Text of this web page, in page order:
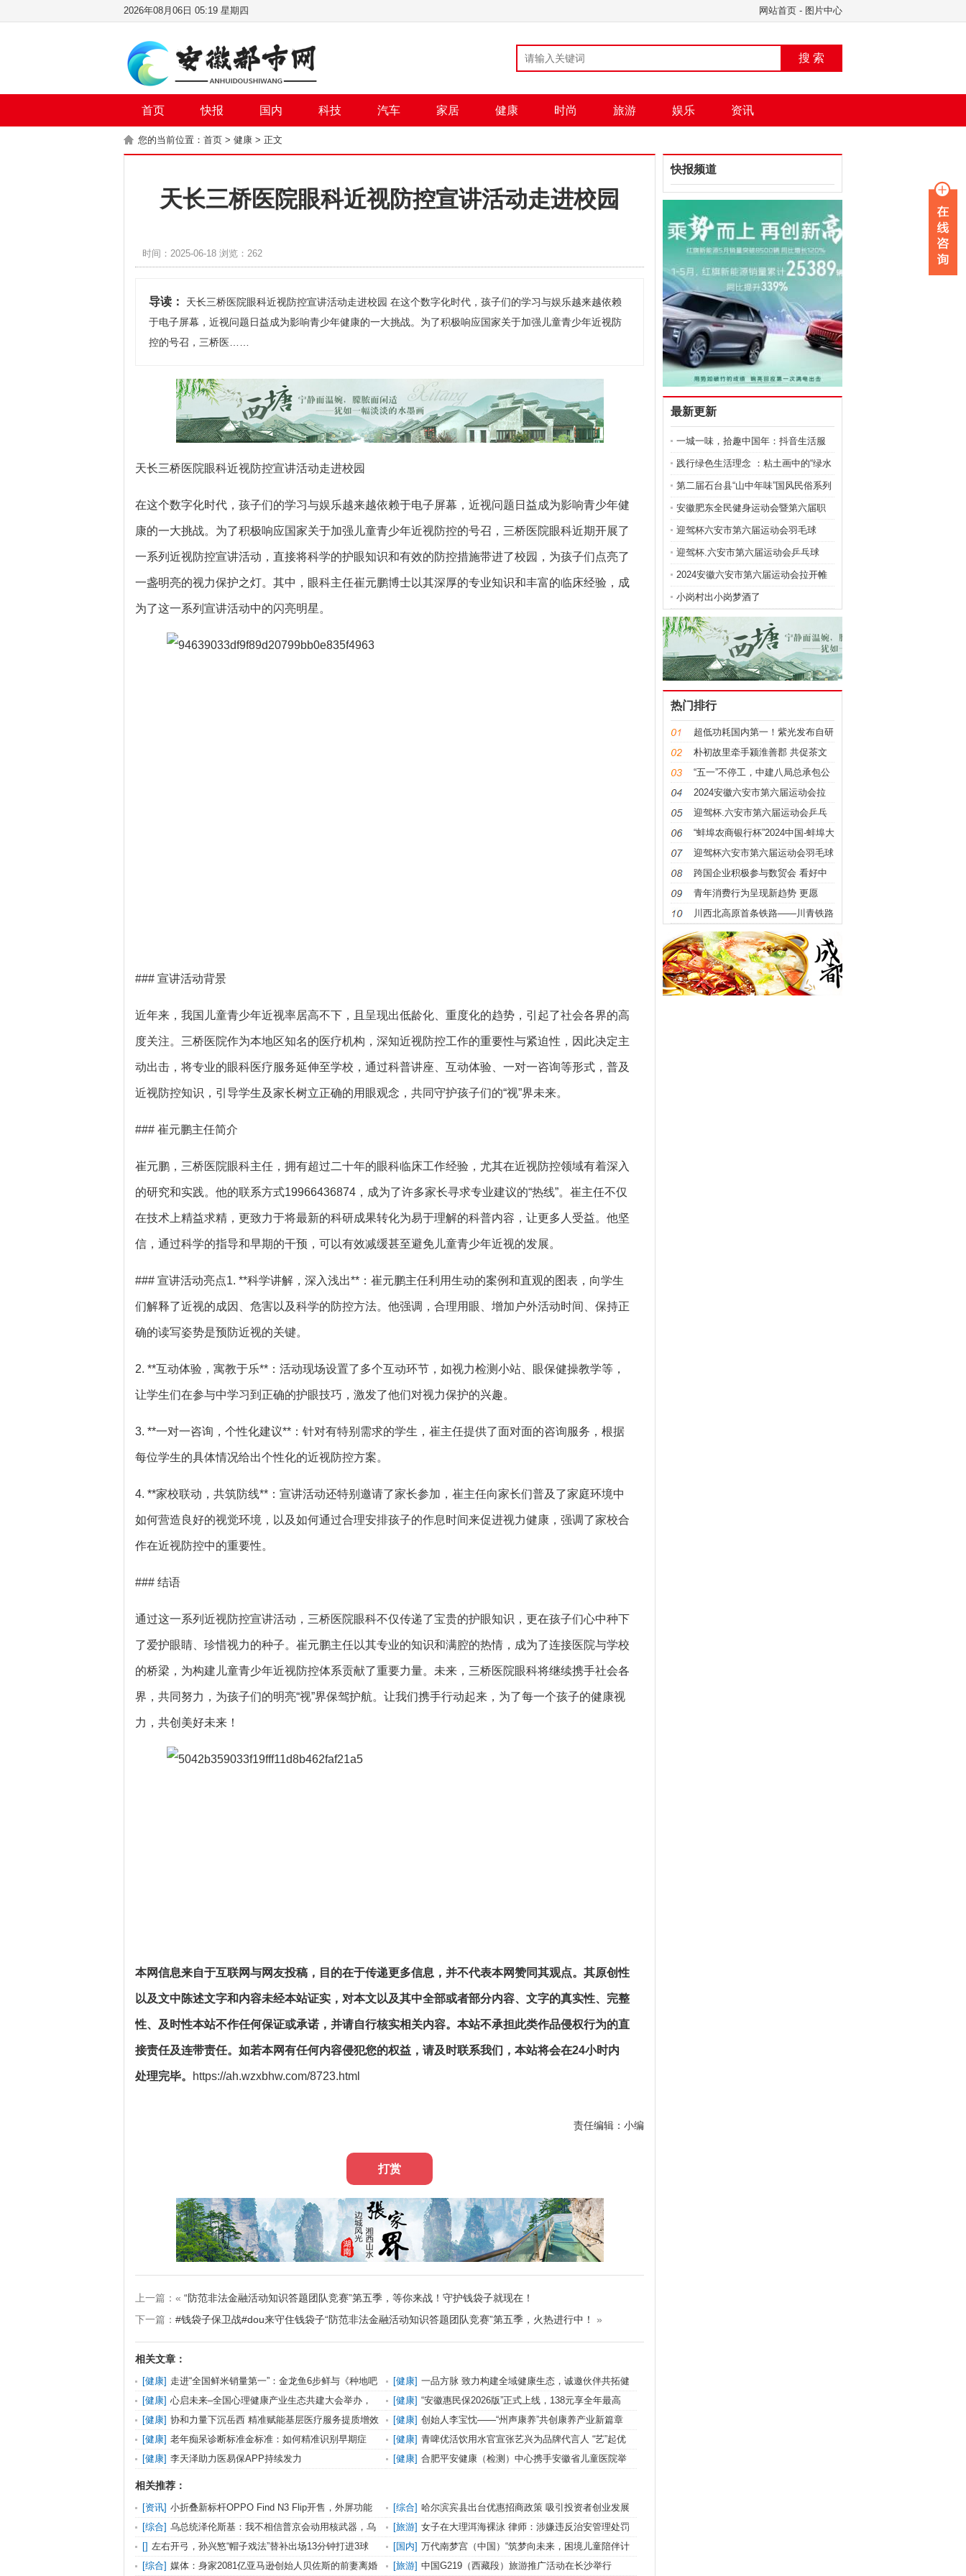
网站首页 - 图片中心
2026年08月06日 05:19 星期四
搜 索
首页 快报 国内 科技 汽车 家居 健康 时尚 旅游 娱乐 资讯
您的当前位置： 首页 > 健康 > 正文
天长三桥医院眼科近视防控宣讲活动走进校园
时间：2025-06-18 浏览：262
导读：
天长三桥医院眼科近视防控宣讲活动走进校园 在这个数字化时代，孩子们的学习与娱乐越来越依赖
于电子屏幕，近视问题日益成为影响青少年健康的一大挑战。为了积极响应国家关于加强儿童青少年近视防
控的号召，三桥医……
天长三桥医院眼科近视防控宣讲活动走进校园
在这个数字化时代，孩子们的学习与娱乐越来越依赖于电子屏幕，近视问题日益成为影响青少年健
康的一大挑战。为了积极响应国家关于加强儿童青少年近视防控的号召，三桥医院眼科近期开展了
一系列近视防控宣讲活动，直接将科学的护眼知识和有效的防控措施带进了校园，为孩子们点亮了
一盏明亮的视力保护之灯。其中，眼科主任崔元鹏博士以其深厚的专业知识和丰富的临床经验，成
为了这一系列宣讲活动中的闪亮明星。
### 宣讲活动背景
近年来，我国儿童青少年近视率居高不下，且呈现出低龄化、重度化的趋势，引起了社会各界的高
度关注。三桥医院作为本地区知名的医疗机构，深知近视防控工作的重要性与紧迫性，因此决定主
动出击，将专业的眼科医疗服务延伸至学校，通过科普讲座、互动体验、一对一咨询等形式，普及
近视防控知识，引导学生及家长树立正确的用眼观念，共同守护孩子们的“视”界未来。
### 崔元鹏主任简介
崔元鹏，三桥医院眼科主任，拥有超过二十年的眼科临床工作经验，尤其在近视防控领域有着深入
的研究和实践。他的联系方式19966436874，成为了许多家长寻求专业建议的“热线”。崔主任不仅
在技术上精益求精，更致力于将最新的科研成果转化为易于理解的科普内容，让更多人受益。他坚
信，通过科学的指导和早期的干预，可以有效减缓甚至避免儿童青少年近视的发展。
### 宣讲活动亮点1. **科学讲解，深入浅出**：崔元鹏主任利用生动的案例和直观的图表，向学生
们解释了近视的成因、危害以及科学的防控方法。他强调，合理用眼、增加户外活动时间、保持正
确的读写姿势是预防近视的关键。
2. **互动体验，寓教于乐**：活动现场设置了多个互动环节，如视力检测小站、眼保健操教学等，
让学生们在参与中学习到正确的护眼技巧，激发了他们对视力保护的兴趣。
3. **一对一咨询，个性化建议**：针对有特别需求的学生，崔主任提供了面对面的咨询服务，根据
每位学生的具体情况给出个性化的近视防控方案。
4. **家校联动，共筑防线**：宣讲活动还特别邀请了家长参加，崔主任向家长们普及了家庭环境中
如何营造良好的视觉环境，以及如何通过合理安排孩子的作息时间来促进视力健康，强调了家校合
作在近视防控中的重要性。
### 结语
通过这一系列近视防控宣讲活动，三桥医院眼科不仅传递了宝贵的护眼知识，更在孩子们心中种下
了爱护眼睛、珍惜视力的种子。崔元鹏主任以其专业的知识和满腔的热情，成为了连接医院与学校
的桥梁，为构建儿童青少年近视防控体系贡献了重要力量。未来，三桥医院眼科将继续携手社会各
界，共同努力，为孩子们的明亮“视”界保驾护航。让我们携手行动起来，为了每一个孩子的健康视
力，共创美好未来！
本网信息来自于互联网与网友投稿，目的在于传递更多信息，并不代表本网赞同其观点。其原创性
以及文中陈述文字和内容未经本站证实，对本文以及其中全部或者部分内容、文字的真实性、完整
性、及时性本站不作任何保证或承诺，并请自行核实相关内容。本站不承担此类作品侵权行为的直
接责任及连带责任。如若本网有任何内容侵犯您的权益，请及时联系我们，本站将会在24小时内
处理完毕。 https://ah.wzxbhw.com/8723.html
责任编辑：小编
打赏
上一篇：« “防范非法金融活动知识答题团队竞赛”第五季，等你来战！守护钱袋子就现在！
下一篇： #钱袋子保卫战#dou来守住钱袋子“防范非法金融活动知识答题团队竞赛”第五季，火热进行中！ »
相关文章：
[健康] 走进“全国鲜米销量第一”：金龙鱼6步鲜与《种地吧
4》少年共赴春耕之约
[健康] 一品方脉 致力构建全域健康生态，诚邀伙伴共拓健
康新局
[健康] 心启未来–全国心理健康产业生态共建大会举办，
优路教育深度参与共建新里程
[健康] “安徽惠民保2026版”正式上线，138元享全年最高
300万医疗保障 家庭投保更优惠
[健康] 协和力量下沉岳西 精准赋能基层医疗服务提质增效 [健康] 创始人李宝忱——“州声康养”共创康养产业新篇章
[健康] 老年痴呆诊断标准金标准：如何精准识别早期症
状？
[健康] 青啤优活饮用水官宣张艺兴为品牌代言人 “艺”起优
活，焕“兴”出发
[健康] 李天泽助力医易保APP持续发力 [健康] 合肥平安健康（检测）中心携手安徽省儿童医院举
相关推荐：
[资讯] 小折叠新标杆OPPO Find N3 Flip开售，外屏功能
升级，影像性能增强
[综合] 哈尔滨宾县出台优惠招商政策 吸引投资者创业发展
[综合] 乌总统泽伦斯基：我不相信普京会动用核武器，乌
克兰会浴血奋战
[旅游] 女子在大理洱海裸泳 律师：涉嫌违反治安管理处罚
法或水污染防治法
[] 左右开弓，孙兴慜“帽子戏法”替补出场13分钟打进3球 [国内] 万代南梦宫（中国）“筑梦向未来，困境儿童陪伴计
划”在广东开展
[综合] 媒体：身家2081亿亚马逊创始人贝佐斯的前妻离婚 [旅游] 中国G219（西藏段）旅游推广活动在长沙举行
快报频道
最新更新
一城一味，拾趣中国年：抖音生活服
务“小城寻年味”解锁十一城新春画卷
践行绿色生活理念 ：粘土画中的“绿水
青山”
第二届石台县“山中年味”国风民俗系列
活动成功举办
安徽肥东全民健身运动会暨第六届职
工运动会开幕
迎驾杯六安市第六届运动会羽毛球
（成年部）比赛今日开赛
迎驾杯.六安市第六届运动会乒乓球
（青少年部）比赛盛大开赛
2024安徽六安市第六届运动会拉开帷
幕
小岗村出小岗梦酒了
热门排行
超低功耗国内第一！紫光发布自研
LPDDR4X内存
朴初故里牵手颍淮善郡 共促茶文
旅产业高质量发展
“五一”不停工，中建八局总承包公
司蚌埠民用机场航站楼装饰装修工
程奏响“奋进者之歌”
2024安徽六安市第六届运动会拉
开帷幕
迎驾杯.六安市第六届运动会乒乓
球（青少年部）比赛盛大开赛
“蚌埠农商银行杯”2024中国-蚌埠大
禹龙湖国际龙舟赛成功举办
迎驾杯六安市第六届运动会羽毛球
（成年部）比赛今日开赛
跨国企业积极参与数贸会 看好中
国数字经济发展前景
青年消费行为呈现新趋势 更愿
意“为喜爱”买单
川西北高原首条铁路——川青铁路
青白江东至镇江关段通车运行